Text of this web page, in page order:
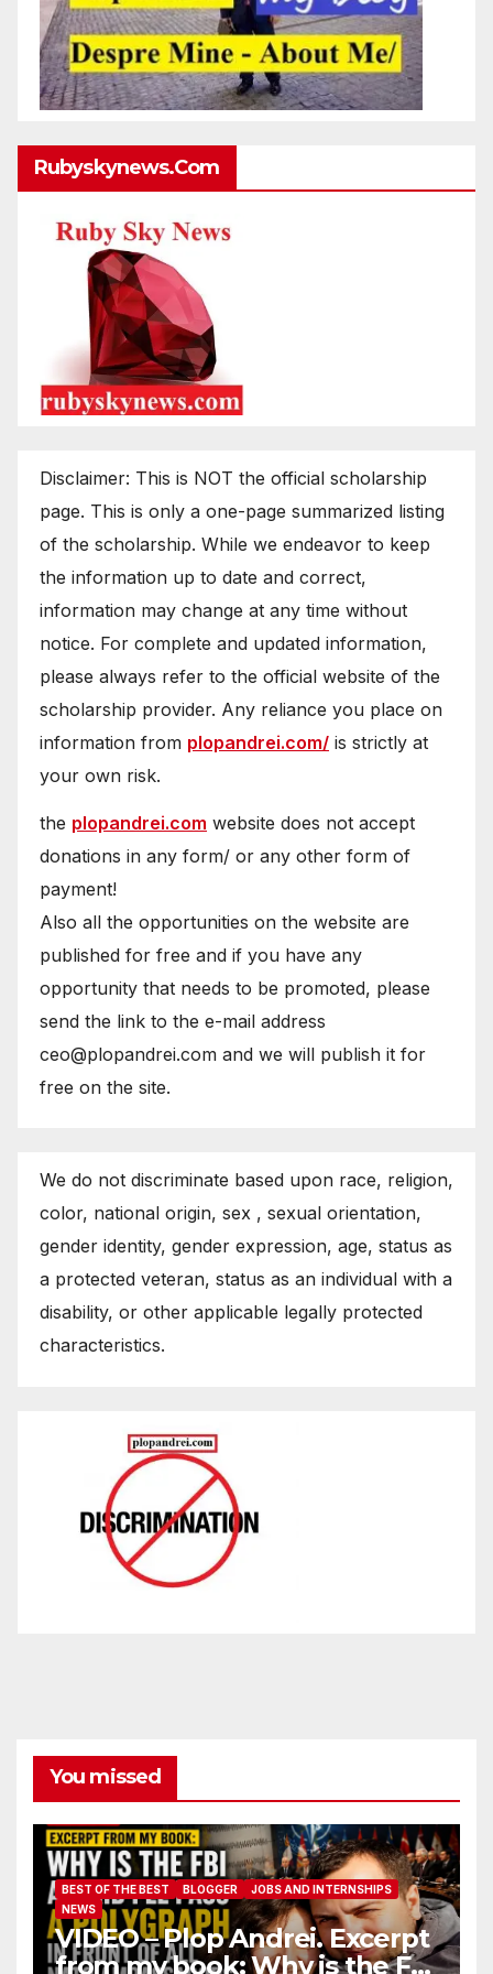
Rubyskynews.com
Disclaimer: This is NOT the official scholarship
page. This is only a one-page summarized listing
of the scholarship. While we endeavor to keep
the information up to date and correct,
information may change at any time without
notice. For complete and updated information,
please always refer to the official website of the
scholarship provider. Any reliance you place on
information from plopandrei.com/ is strictly at
your own risk.
the plopandrei.com website does not accept
donations in any form/ or any other form of
payment!
Also all the opportunities on the website are
published for free and if you have any
opportunity that needs to be promoted, please
send the link to the e-mail address
ceo@plopandrei.com and we will publish it for
free on the site.
We do not discriminate based upon race, religion,
color, national origin, sex , sexual orientation,
gender identity, gender expression, age, status as
a protected veteran, status as an individual with a
disability, or other applicable legally protected
characteristics.
You missed
BEST OF THE BEST BLOGGER
JOBS AND INTERNSHIPS
NEWS
VIDEO – Plop Andrei. Excerpt
from my book: Why is the FBI